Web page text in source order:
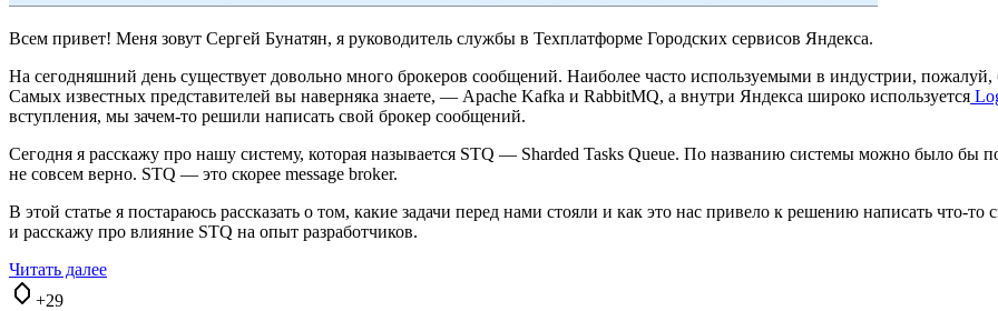
Всем привет! Меня зовут Сергей Бунатян, я руководитель службы в Техплатформе Городских сервисов Яндекса.
На сегодняшний день существует довольно много брокеров сообщений. Наиболее часто используемыми в индустрии,
Самых известных представителей вы наверняка знаете, — Apache Kafka и RabbitMQ, а внутри Яндекса широко используется
вступления, мы зачем‑то решили написать свой брокер сообщений.
Сегодня я расскажу про нашу систему, которая называется STQ — Sharded Tasks Queue. По названию системы можно было бы
не совсем верно. STQ — это скорее message broker.
В этой статье я постараюсь рассказать о том, какие задачи перед нами стояли и как это нас привело к решению написать
и расскажу про влияние STQ на опыт разработчиков.
Читать далее
+29